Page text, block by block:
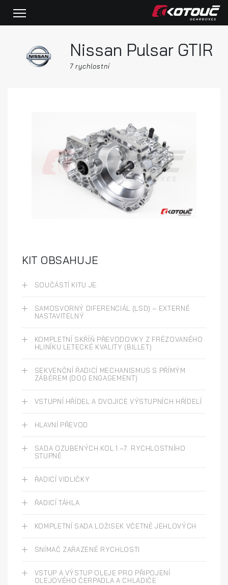
Nissan Pulsar GTIR
7 rychlostní
KIT OBSAHUJE
SOUČÁSTÍ KITU JE:
SAMOSVORNÝ DIFERENCIÁL (LSD) – EXTERNĚ
NASTAVITELNÝ
KOMPLETNÍ SKŘÍŇ PŘEVODOVKY Z FRÉZOVANÉHO
HLINÍKU LETECKÉ KVALITY (BILLET)
SEKVENČNÍ ŘADICÍ MECHANISMUS S PŘÍMÝM
ZÁBĚREM (DOG ENGAGEMENT)
VSTUPNÍ HŘÍDEL A DVOJICE VÝSTUPNÍCH HŘÍDELÍ
HLAVNÍ PŘEVOD
SADA OZUBENÝCH KOL 1.–7. RYCHLOSTNÍHO
STUPNĚ
ŘADICÍ VIDLIČKY
ŘADICÍ TÁHLA
KOMPLETNÍ SADA LOŽISEK VČETNĚ JEHLOVÝCH
SNÍMAČ ZAŘAZENÉ RYCHLOSTI
VSTUP A VÝSTUP OLEJE PRO PŘIPOJENÍ
OLEJOVÉHO ČERPADLA A CHLADIČE